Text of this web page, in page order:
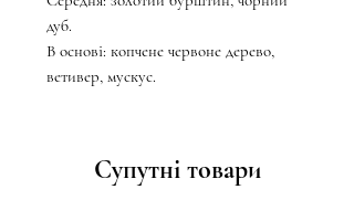
дуб.
В основі: копчене червоне дерево,
ветивер, мускус.
Супутні товари